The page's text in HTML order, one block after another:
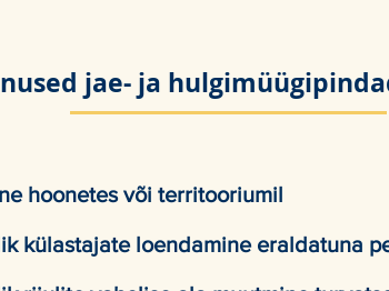
jae- ja
hoonetes või territooriumil
külastajate loendamine eraldatuna